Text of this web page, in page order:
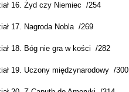
16. Żyd czy Niemiec /254
17. Nagroda Nobla /269
18. Bóg nie gra w kości /282
19. Uczony międzynarodowy /300